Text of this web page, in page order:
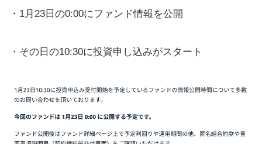
・1月23日の0:00にファンド情報を公開
・その日の10:30に投資申し込みがスタート